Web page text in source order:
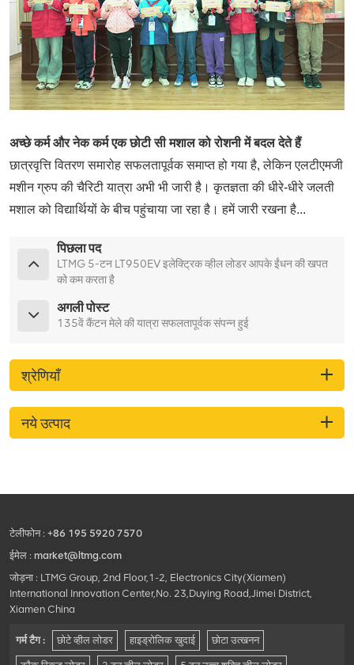
अच्छे कर्म और नेक कर्म एक छोटी सी मशाल को रोशनी में बदल देते हैं
छात्रवृत्ति वितरण समारोह सफलतापूर्वक समाप्त हो गया है, लेकिन एलटीएमजी
मशीन ग्रुप की चैरिटी यात्रा अभी भी जारी है। कृतज्ञता की धीरे-धीरे जलती
मशाल को विद्यार्थियों के बीच पहुंचाया जा रहा है। हमें जारी रखना है...
पिछला पद
LTMG 5-टन LT950EV इलेक्ट्रिक व्हील लोडर आपके ईंधन की खपत
को कम करता है
अगली पोस्ट
135वें कैंटन मेले की यात्रा सफलतापूर्वक संपन्न हुई
श्रेणियाँ
नये उत्पाद
टेलीफोन : +86 195 5920 7570
ईमेल : market@ltmg.com
जोड़ना : LTMG Group, 2nd Floor,1-2, Electronics City(Xiamen)
International Innovation Center,No. 23,Duying Road,Jimei District,
Xiamen China
गर्म टैग : छोटे व्हील लोडर हाइड्रोलिक खुदाई छोटा उत्खनन